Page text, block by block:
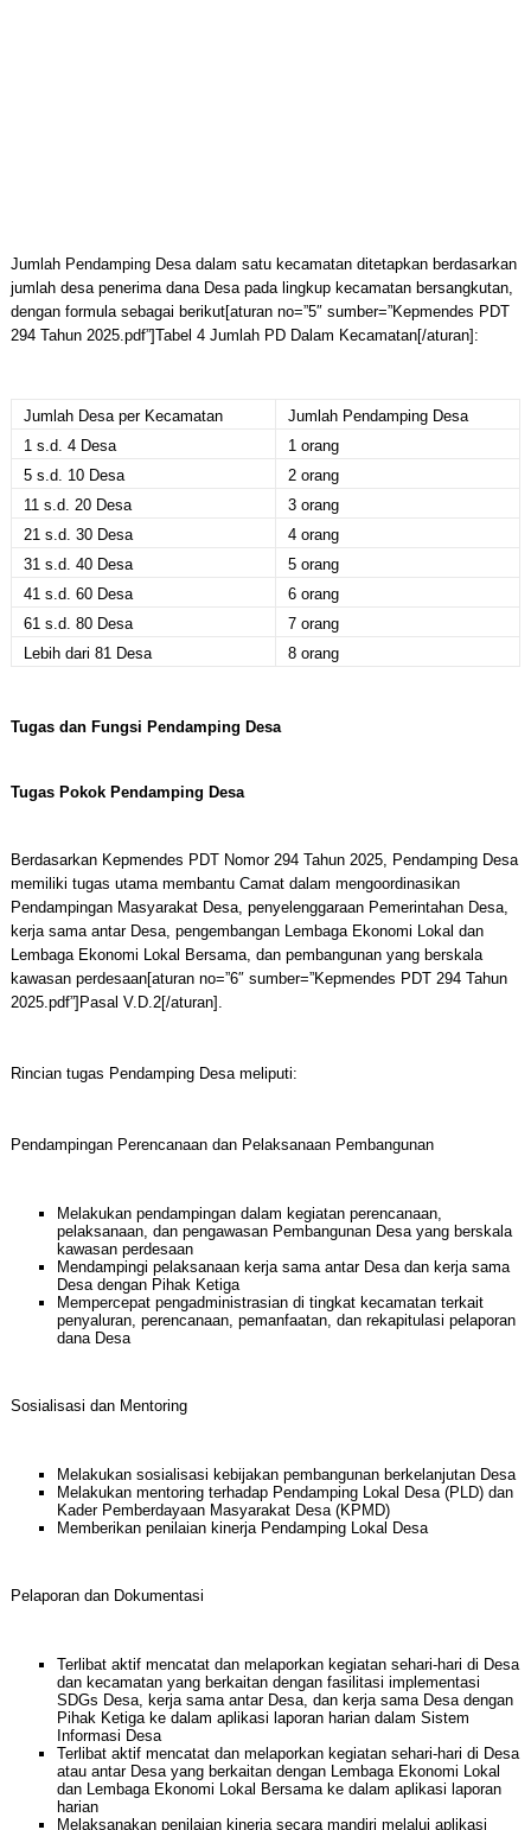
Jumlah Pendamping Desa dalam satu kecamatan ditetapkan berdasarkan
jumlah desa penerima dana Desa pada lingkup kecamatan bersangkutan,
dengan formula sebagai berikut[aturan no=”5″ sumber=”Kepmendes PDT
294 Tahun 2025.pdf”]Tabel 4 Jumlah PD Dalam Kecamatan[/aturan]:
Jumlah Desa per Kecamatan
Jumlah Pendamping Desa
1 s.d. 4 Desa
1 orang
5 s.d. 10 Desa
2 orang
11 s.d. 20 Desa
3 orang
21 s.d. 30 Desa
4 orang
31 s.d. 40 Desa
5 orang
41 s.d. 60 Desa
6 orang
61 s.d. 80 Desa
7 orang
Lebih dari 81 Desa
8 orang
Tugas dan Fungsi Pendamping Desa
Tugas Pokok Pendamping Desa
Berdasarkan Kepmendes PDT Nomor 294 Tahun 2025, Pendamping Desa
memiliki tugas utama membantu Camat dalam mengoordinasikan
Pendampingan Masyarakat Desa, penyelenggaraan Pemerintahan Desa,
kerja sama antar Desa, pengembangan Lembaga Ekonomi Lokal dan
Lembaga Ekonomi Lokal Bersama, dan pembangunan yang berskala
kawasan perdesaan[aturan no=”6″ sumber=”Kepmendes PDT 294 Tahun
2025.pdf”]Pasal V.D.2[/aturan].
Rincian tugas Pendamping Desa meliputi:
Pendampingan Perencanaan dan Pelaksanaan Pembangunan
Melakukan pendampingan dalam kegiatan perencanaan,
pelaksanaan, dan pengawasan Pembangunan Desa yang berskala
kawasan perdesaan
Mendampingi pelaksanaan kerja sama antar Desa dan kerja sama
Desa dengan Pihak Ketiga
Mempercepat pengadministrasian di tingkat kecamatan terkait
penyaluran, perencanaan, pemanfaatan, dan rekapitulasi pelaporan
dana Desa
Sosialisasi dan Mentoring
Melakukan sosialisasi kebijakan pembangunan berkelanjutan Desa
Melakukan mentoring terhadap Pendamping Lokal Desa (PLD) dan
Kader Pemberdayaan Masyarakat Desa (KPMD)
Memberikan penilaian kinerja Pendamping Lokal Desa
Pelaporan dan Dokumentasi
Terlibat aktif mencatat dan melaporkan kegiatan sehari-hari di Desa
dan kecamatan yang berkaitan dengan fasilitasi implementasi
SDGs Desa, kerja sama antar Desa, dan kerja sama Desa dengan
Pihak Ketiga ke dalam aplikasi laporan harian dalam Sistem
Informasi Desa
Terlibat aktif mencatat dan melaporkan kegiatan sehari-hari di Desa
atau antar Desa yang berkaitan dengan Lembaga Ekonomi Lokal
dan Lembaga Ekonomi Lokal Bersama ke dalam aplikasi laporan
harian
Melaksanakan penilaian kinerja secara mandiri melalui aplikasi